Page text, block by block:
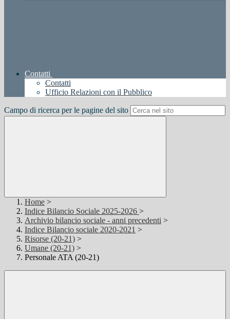
Contatti
Contatti
Ufficio Relazioni con il Pubblico
Campo di ricerca per le pagine del sito
Home >
Indice Bilancio Sociale 2025-2026 >
Archivio bilancio sociale - anni precedenti >
Indice Bilancio sociale 2020-2021 >
Risorse (20-21) >
Umane (20-21) >
Personale ATA (20-21)